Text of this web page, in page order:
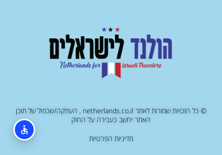
© כל הזכויות שמורות לאתר netherlands.co.il , העתקה/שכפול של תוכן
האתר יחשב כעבירה על החוק
מדיניות הפרטיות